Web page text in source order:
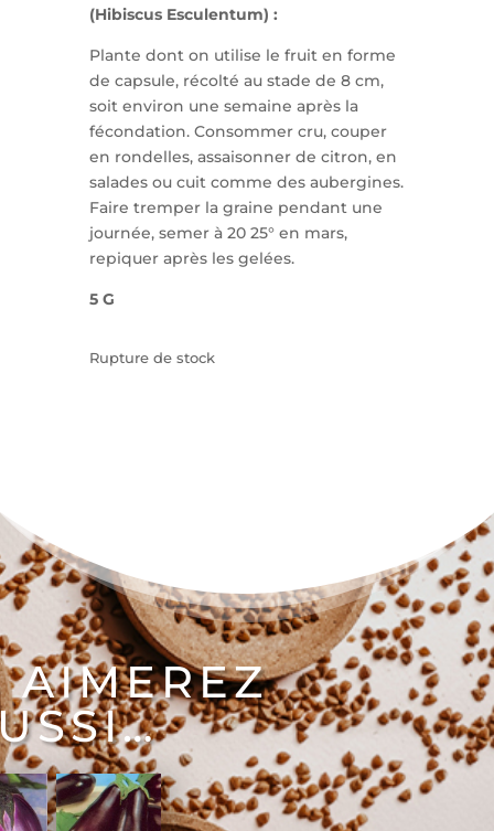
(Hibiscus Esculentum) :
Plante dont on utilise le fruit en forme
de capsule, récolté au stade de 8 cm,
soit environ une semaine après la
fécondation. Consommer cru, couper
en rondelles, assaisonner de citron, en
salades ou cuit comme des aubergines.
Faire tremper la graine pendant une
journée, semer à 20 25° en mars,
repiquer après les gelées.
5 G
Rupture de stock
AIMEREZ